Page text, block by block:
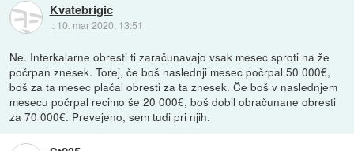
Kvatebrigic
:: 10. mar 2020, 13:51
Ne. Interkalarne obresti ti zaračunavajo vsak mesec sproti na že
počrpan znesek. Torej, če boš naslednji mesec počrpal 50 000€,
boš za ta mesec plačal obresti za ta znesek. Če boš v naslednjem
mesecu počrpal recimo še 20 000€, boš dobil obračunane obresti
za 70 000€. Prevejeno, sem tudi pri njih.